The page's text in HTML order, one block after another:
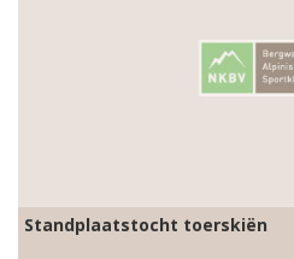
Standplaatstocht toerskiën